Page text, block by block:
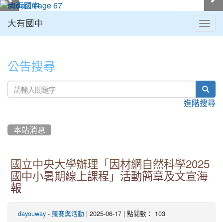
大有國中
公告搜尋
進階搜尋
本站消息
國立中央大學辦理「因材網自然科學2025
國中小暑期線上課程」活動簡章及文宣海
報
dayouway - 競賽與活動 | 2025-06-17 | 點閱數： 103